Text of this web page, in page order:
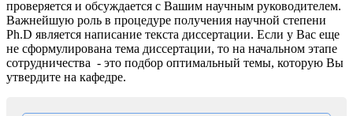
проверяется и обсуждается с Вашим научным руководителем.
Важнейшую роль в процедуре получения научной степени
Ph.D является написание текста диссертации. Если у Вас еще
не сформулирована тема диссертации, то на начальном этапе
сотрудничества - это подбор оптимальный темы, которую Вы
утвердите на кафедре.